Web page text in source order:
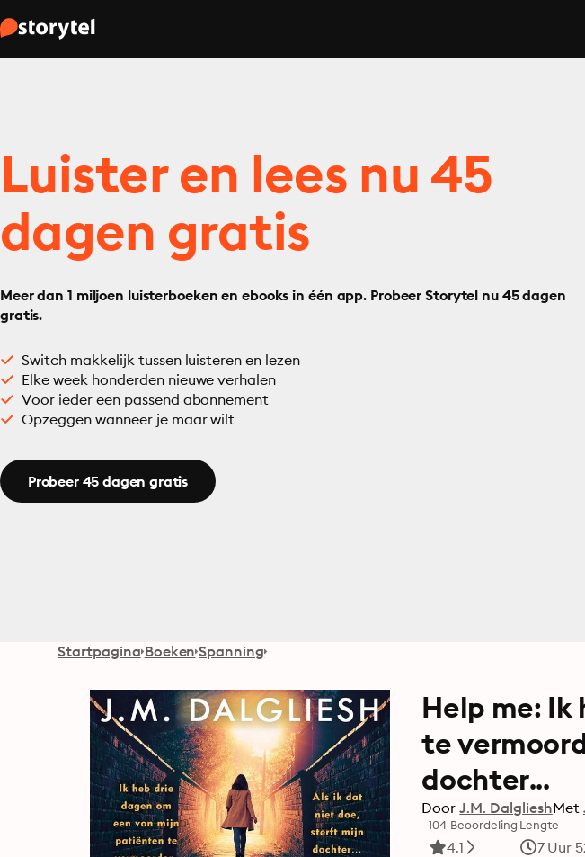
Luister en lees nu 45
dagen gratis
Meer dan 1 miljoen luisterboeken en ebooks in één app. Probeer Storytel nu 45 dagen
gratis.
Switch makkelijk tussen luisteren en lezen
Elke week honderden nieuwe verhalen
Voor ieder een passend abonnement
Opzeggen wanneer je maar wilt
Probeer 45 dagen gratis
Startpagina Boeken Spanning
Help me:
te
dochter...
Door J.M. DalglieshMet
104 Beoordeling
4.1
Lengte
7 Uur